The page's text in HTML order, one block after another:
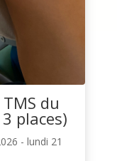
du
places)
- lundi 21